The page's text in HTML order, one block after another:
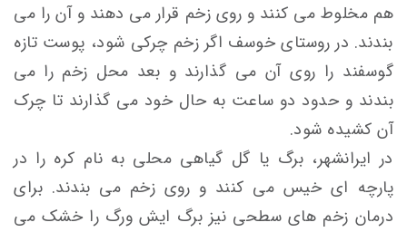
هم مخلوط می کنند و روی زخم قرار می دهند و آن را می
بندند. در روستای خوسف اگر زخم چركی شود، پوست تازه
گوسفند را روی آن می گذارند و بعد محل زخم را می
بندند و حدود دو ساعت به حال خود می گذارند تا چرک
آن کشیده شود.
در ایرانشهر، برگ یا گل گیاهی محلی به نام کره را در
پارچه ای خیس می کنند و روی زخم می بندند. برای
درمان زخم های سطحی نیز برگ ایش ورگ را خشک می